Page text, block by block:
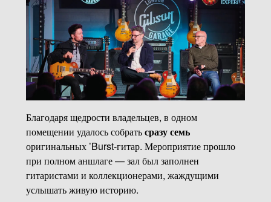
Благодаря щедрости владельцев, в одном
помещении удалось собратьсразу семь
оригинальных ’Burst-гитар. Мероприятие прошло
при полном аншлаге — зал был заполнен
гитаристами и коллекционерами, жаждущими
услышать живую историю.